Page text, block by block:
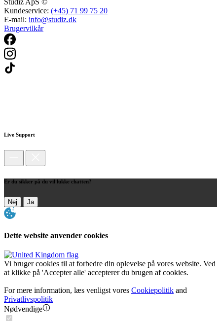
Studiz ApS ©
Kundeservice: (+45) 71 99 75 20
E-mail: info@studiz.dk
Brugervilkår
Live Support
Er du sikker på du vil lukke chatten?
Nej Ja
Dette website anvender cookies
Vi bruger cookies til at forbedre din oplevelse på vores website. Ved
at klikke på 'Accepter alle' accepterer du brugen af cookies.
For mere information, læs venligst vores Cookiepolitik and
Privatlivspolitik
Nødvendige